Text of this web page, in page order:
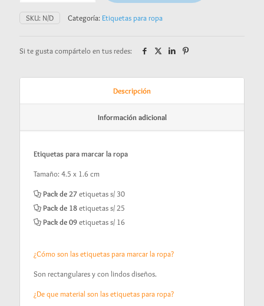
Princesa
cantidad
SKU: N/D Categoría: Etiquetas para ropa
Si te gusta compártelo en tus redes:
Descripción
Información adicional
Etiquetas para marcar la ropa
Tamaño: 4.5 x 1.6 cm
Pack de 27etiquetas s/ 30
Pack de 18etiquetas s/ 25
Pack de 09etiquetas s/ 16
¿Cómo son las etiquetas para marcar la ropa?
Son rectangulares y con lindos diseños.
¿De que material son las etiquetas para ropa?